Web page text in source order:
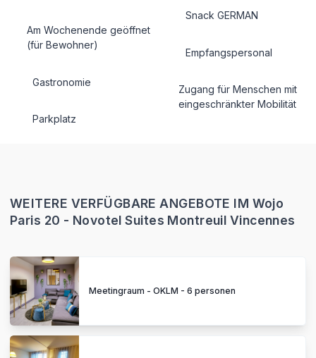
Am Wochenende geöffnet
(für Bewohner)
Gastronomie
Parkplatz
Snack GERMAN
Empfangspersonal
Zugang für Menschen mit
eingeschränkter Mobilität
WEITERE VERFÜGBARE ANGEBOTE IM Wojo
Paris 20 - Novotel Suites Montreuil Vincennes
Meetingraum - OKLM - 6 personen